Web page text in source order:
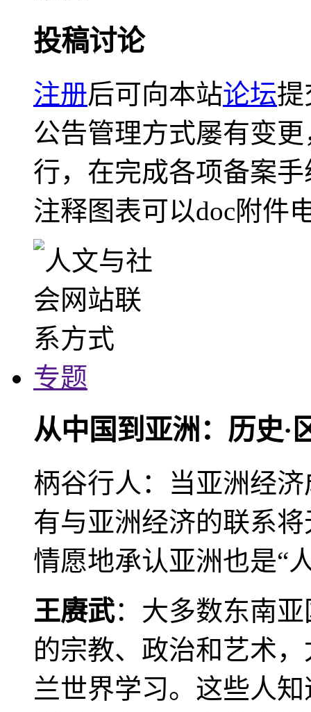
投稿讨论
注册后可向本站论坛提
公告管理方式屡有变
行，在完成各项备案
注释图表可以doc附件
专题
从中国到亚洲：历史·
柄谷行人：当亚洲经
有与亚洲经济的联系
情愿地承认亚洲也是“
王赓武：大多数东南
的宗教、政治和艺术
兰世界学习。这些人